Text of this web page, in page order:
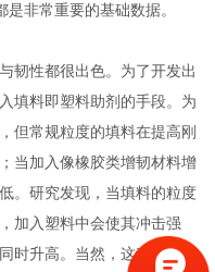
非常重要的基础数据。
韧性都很出色。为了开发出
填料即塑料助剂的手段。为
但常规粒度的填料在提高刚
当加入像橡胶类增韧材料增
。研究发现，当填料的粒度
加入塑料中会使其冲击强
时升高。 当然 ，这种升高不